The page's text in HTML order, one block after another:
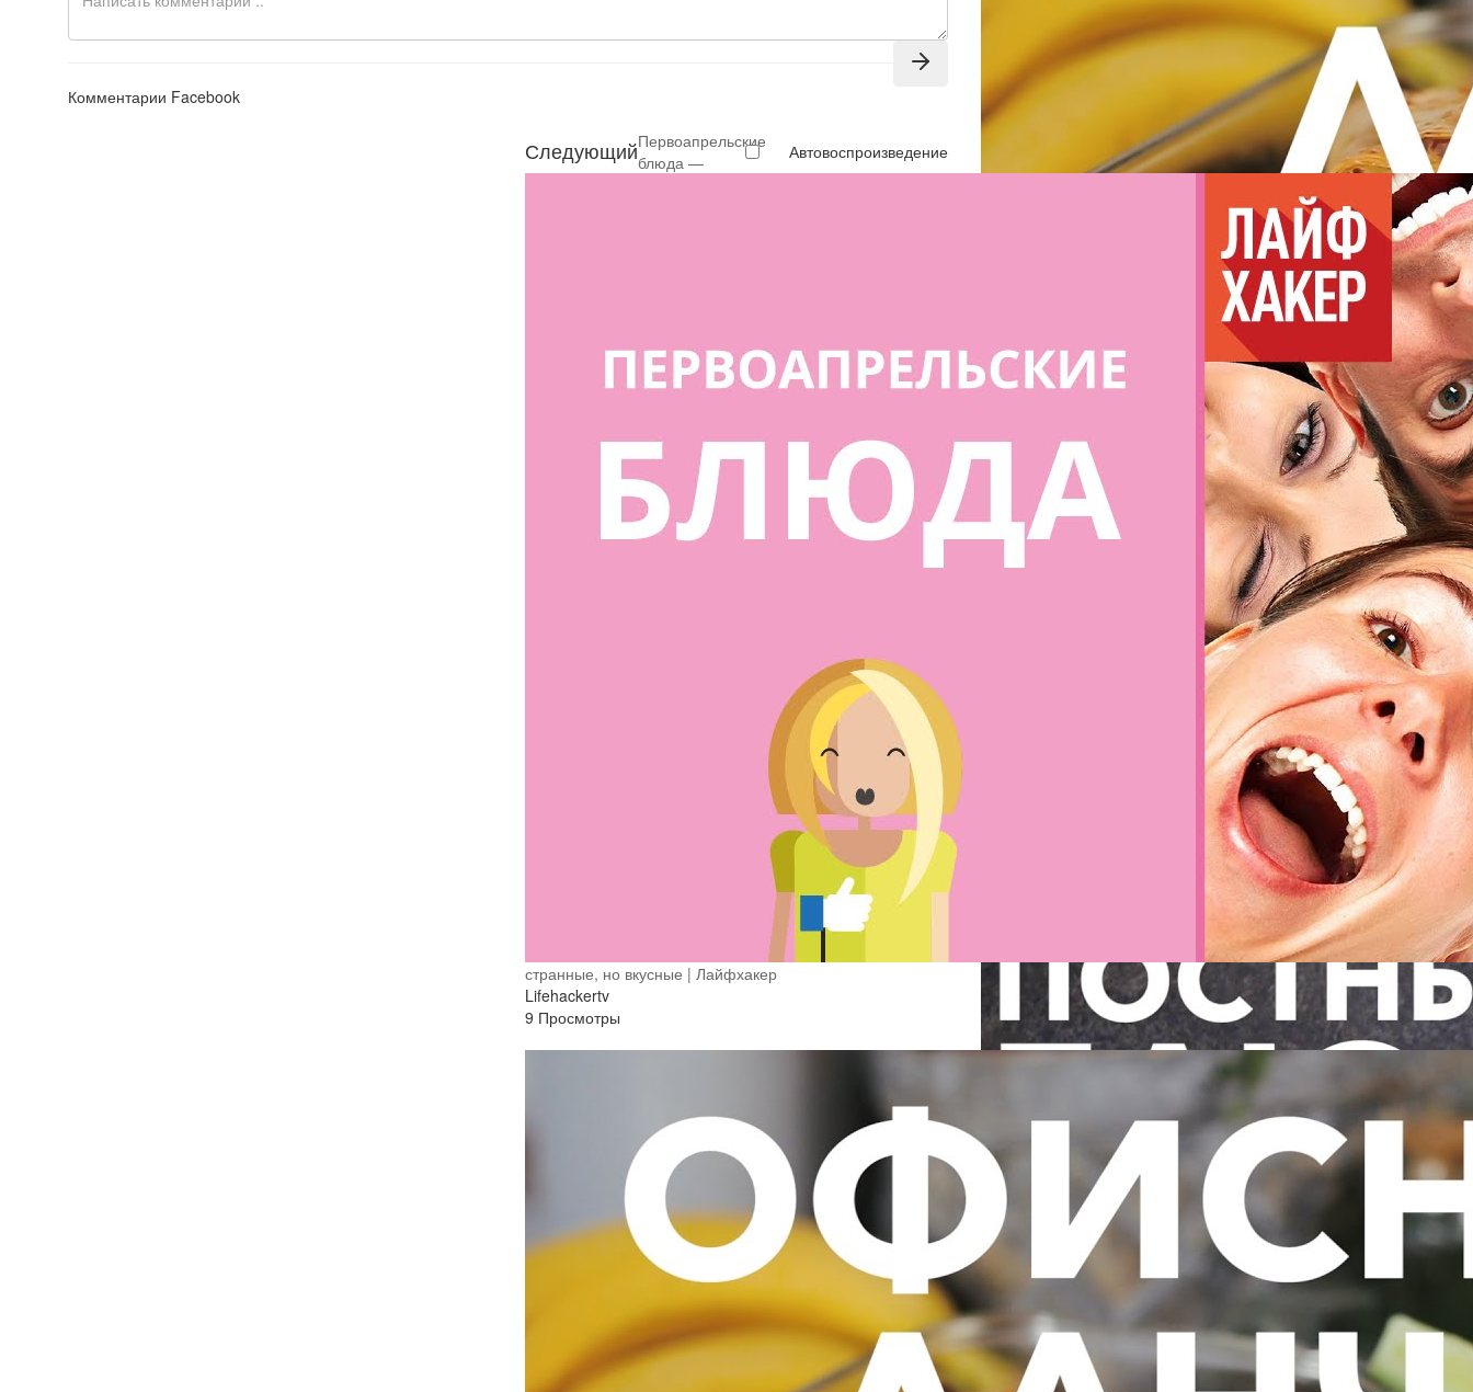
Вкусные и быстрые рецепты обедов на работу от
[Рецепты Bon Appetit]
Комментарии Facebook
Следующий Автовоспроизведение
Первоапрельские
блюда —
странные, но вкусные | Лайфхакер
Lifehackertv
9 Просмотры